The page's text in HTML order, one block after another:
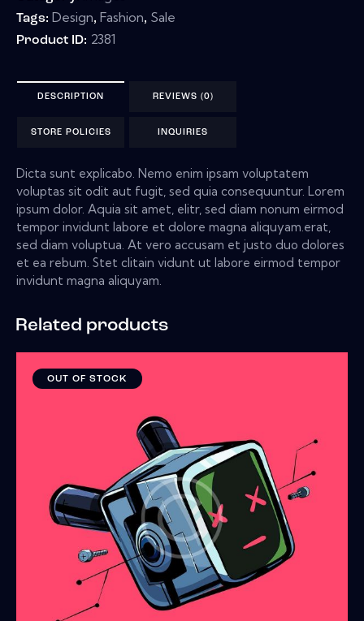
Tags: Design, Fashion, Sale
Product ID: 2381
DESCRIPTION REVIEWS (0)
STORE POLICIES INQUIRIES
Dicta sunt explicabo. Nemo enim ipsam voluptatem
voluptas sit odit aut fugit, sed quia consequuntur. Lorem
ipsum dolor. Aquia sit amet, elitr, sed diam nonum eirmod
tempor invidunt labore et dolore magna aliquyam.erat,
sed diam voluptua. At vero accusam et justo duo dolores
et ea rebum. Stet clitain vidunt ut labore eirmod tempor
invidunt magna aliquyam.
Related products
OUT OF STOCK